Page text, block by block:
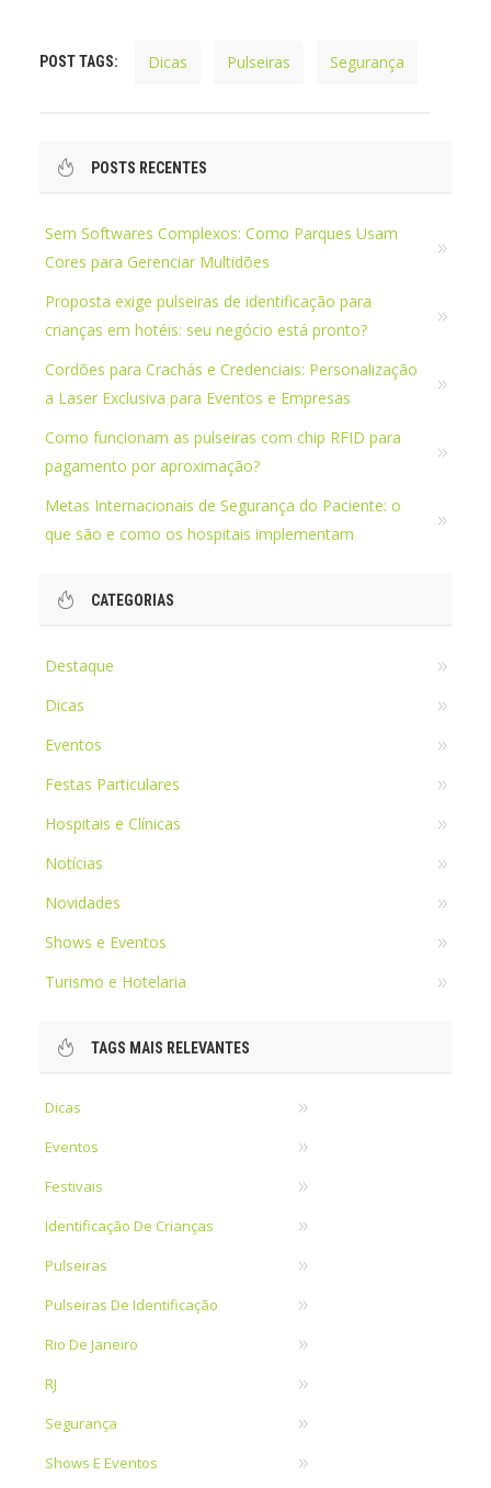
POST TAGS: Dicas Pulseiras Segurança
POSTS RECENTES
Sem Softwares Complexos: Como Parques Usam
Cores para Gerenciar Multidões
Proposta exige pulseiras de identificação para
crianças em hotéis: seu negócio está pronto?
Cordões para Crachás e Credenciais: Personalização
a Laser Exclusiva para Eventos e Empresas
Como funcionam as pulseiras com chip RFID para
pagamento por aproximação?
Metas Internacionais de Segurança do Paciente: o
que são e como os hospitais implementam
CATEGORIAS
Destaque
Dicas
Eventos
Festas Particulares
Hospitais e Clínicas
Notícias
Novidades
Shows e Eventos
Turismo e Hotelaria
TAGS MAIS RELEVANTES
Dicas
Eventos
Festivais
Identificação De Crianças
Pulseiras
Pulseiras De Identificação
Rio De Janeiro
RJ
Segurança
Shows E Eventos